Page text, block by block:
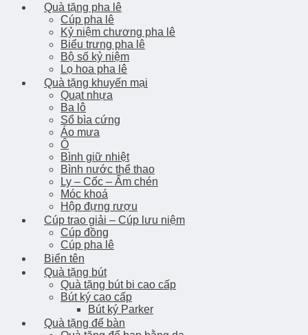
Quà tặng pha lê
Cúp pha lê
Kỷ niệm chương pha lê
Biểu trưng pha lê
Bộ số kỷ niệm
Lọ hoa pha lê
Quà tặng khuyến mại
Quạt nhựa
Ba lô
Sổ bìa cứng
Áo mưa
Ô
Bình giữ nhiệt
Bình nước thể thao
Ly – Cốc – Ấm chén
Móc khoá
Hộp đựng rượu
Cúp trao giải – Cúp lưu niệm
Cúp đồng
Cúp pha lê
Biển tên
Quà tặng bút
Quà tặng bút bi cao cấp
Bút ký cao cấp
Bút ký Parker
Quà tặng để bàn